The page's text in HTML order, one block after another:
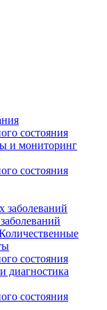
состояния
и мониторинг
состояния
состояния
диагностика
состояния